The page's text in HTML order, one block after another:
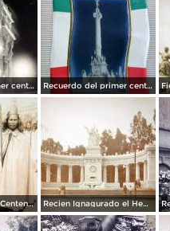
Recuerdo del primer centenario de la independencia Mexicana Edificio La Mexicana Ciudad de México15 de Septiembre de 1910 Recuerdo del primer centenario de la independencia Mexicana 15 de Septiembre de 1910
Fiestas del primer Centenario ( 1910 ) Sacerdotes Aztecas por el fotografo Felix Miret. Recien Ignagurado el Hemiciclo a Juarez en las Fiestas del Centenario ( Sep-1910 )